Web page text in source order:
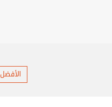
الأفضل